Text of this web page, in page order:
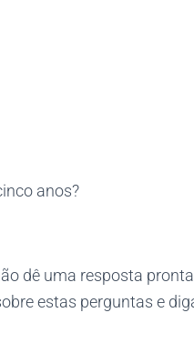
anos?
dê uma resposta
estas perguntas e